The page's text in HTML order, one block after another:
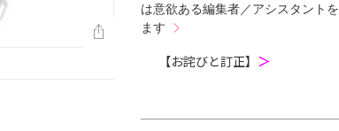
は意欲ある編集者／アシスタント
ます
【お詫びと訂正】 ＞